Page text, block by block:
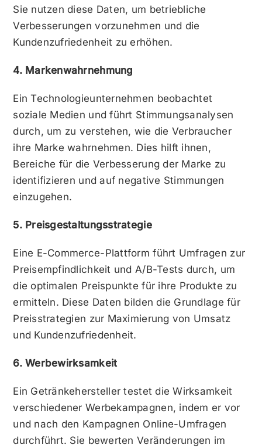
Sie nutzen diese Daten, um betriebliche
Verbesserungen vorzunehmen und die
Kundenzufriedenheit zu erhöhen.
4. Markenwahrnehmung
Ein Technologieunternehmen beobachtet
soziale Medien und führt Stimmungsanalysen
durch, um zu verstehen, wie die Verbraucher
ihre Marke wahrnehmen. Dies hilft ihnen,
Bereiche für die Verbesserung der Marke zu
identifizieren und auf negative Stimmungen
einzugehen.
5. Preisgestaltungsstrategie
Eine E-Commerce-Plattform führt Umfragen zur
Preisempfindlichkeit und A/B-Tests durch, um
die optimalen Preispunkte für ihre Produkte zu
ermitteln. Diese Daten bilden die Grundlage für
Preisstrategien zur Maximierung von Umsatz
und Kundenzufriedenheit.
6. Werbewirksamkeit
Ein Getränkehersteller testet die Wirksamkeit
verschiedener Werbekampagnen, indem er vor
und nach den Kampagnen Online-Umfragen
durchführt. Sie bewerten Veränderungen im